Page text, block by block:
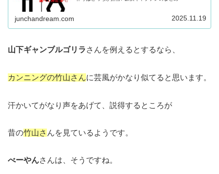
junchandream.com 2025.11.19
山下ギャンブルゴリラ さんを例えるとするなら、
カンニングの竹山さんに芸風がかなり似てると思います。
汗かいてがなり声をあげて、説得するところが
昔の竹山さ んを見ているようです。
べーやんさんは、そうですね。